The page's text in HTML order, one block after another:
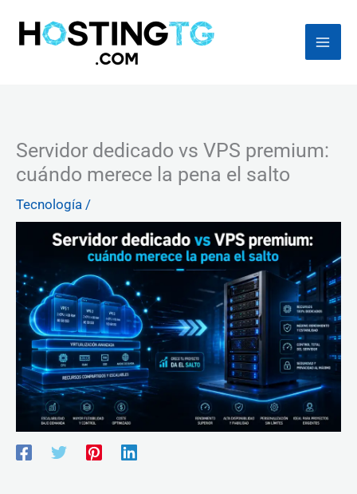
Servidor dedicado vs VPS premium:
cuándo merece la pena el salto
Tecnología /